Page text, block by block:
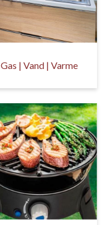
Gas | Vand | Varme